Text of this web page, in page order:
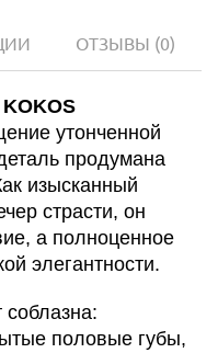
ОТЗЫВЫ (0)
KOKOS
утонченной
продумана
изысканный
страсти, он
а полноценное
элегантности.
половые губы,